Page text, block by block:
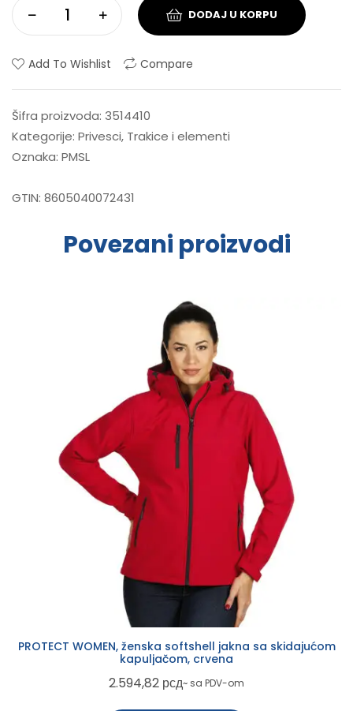
DODAJ U KORPU
Add To Wishlist Compare
Šifra proizvoda: 3514410
Kategorije: Privesci, Trakice i elementi
Oznaka: PMSL
GTIN: 8605040072431
Povezani proizvodi
PROTECT WOMEN, ženska softshell jakna sa skidajućom
kapuljačom, crvena
2.594,82 рсд~ sa PDV-om